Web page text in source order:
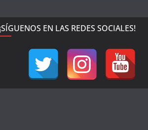
EN LAS REDES SOCIALES!